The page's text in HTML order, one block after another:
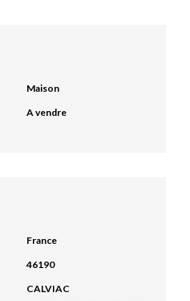
Maison
A vendre
France
46190
CALVIAC